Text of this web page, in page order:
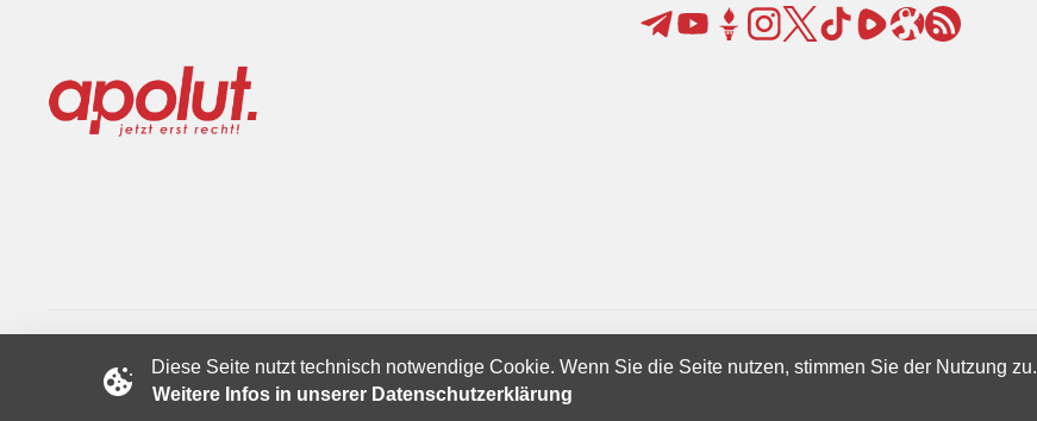
Copyright © 2024 apolut | Jetzt erst recht!. Published apolut Creatives Ltd.
Diese Seite nutzt technisch notwendige Cookie. Wenn Sie die Seite nutzen, stimmen Sie der Nutzung zu.
Weitere Infos in unserer Datenschutzerklärung